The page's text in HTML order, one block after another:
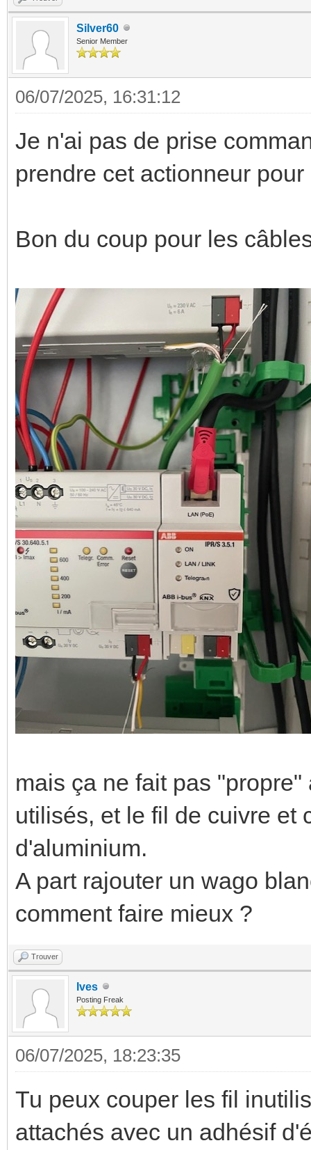
Silver60
Senior Member
06/07/2025, 16:31:12
Je n'ai pas de prise
prendre cet actionneur
Bon du coup pour les
mais ça ne fait pas
utilisés, et le fil de cuivre et
d'aluminium.
A part rajouter un wago
comment faire mieux ?
Trouver
Ives
Posting Freak
06/07/2025, 18:23:35
Tu peux couper les fil
attachés avec un adhésif